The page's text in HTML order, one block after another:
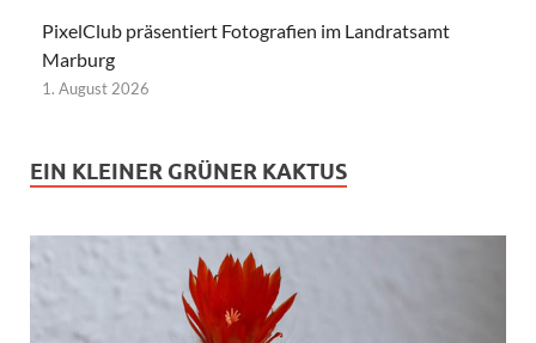
PixelClub präsentiert Fotografien im Landratsamt
Marburg
1. August 2026
EIN KLEINER GRÜNER KAKTUS